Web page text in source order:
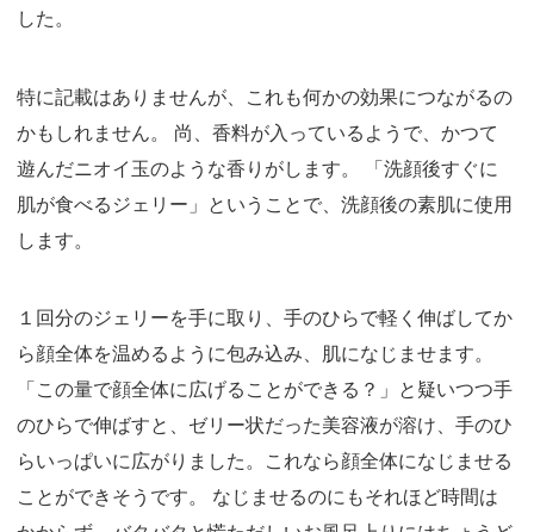
した。
特に記載はありませんが、これも何かの効果につながるの
かもしれません。 尚、香料が入っているようで、かつて
遊んだニオイ玉のような香りがします。 「洗顔後すぐに
肌が食べるジェリー」ということで、洗顔後の素肌に使用
します。
１回分のジェリーを手に取り、手のひらで軽く伸ばしてか
ら顔全体を温めるように包み込み、肌になじませます。
「この量で顔全体に広げることができる？」と疑いつつ手
のひらで伸ばすと、ゼリー状だった美容液が溶け、手のひ
らいっぱいに広がりました。これなら顔全体になじませる
ことができそうです。 なじませるのにもそれほど時間は